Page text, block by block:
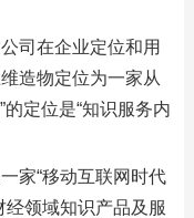
司在企业定位和用
造物定位为一家从
的定位是“知识服务内
家“移动互联网时代
经领域知识产品及服